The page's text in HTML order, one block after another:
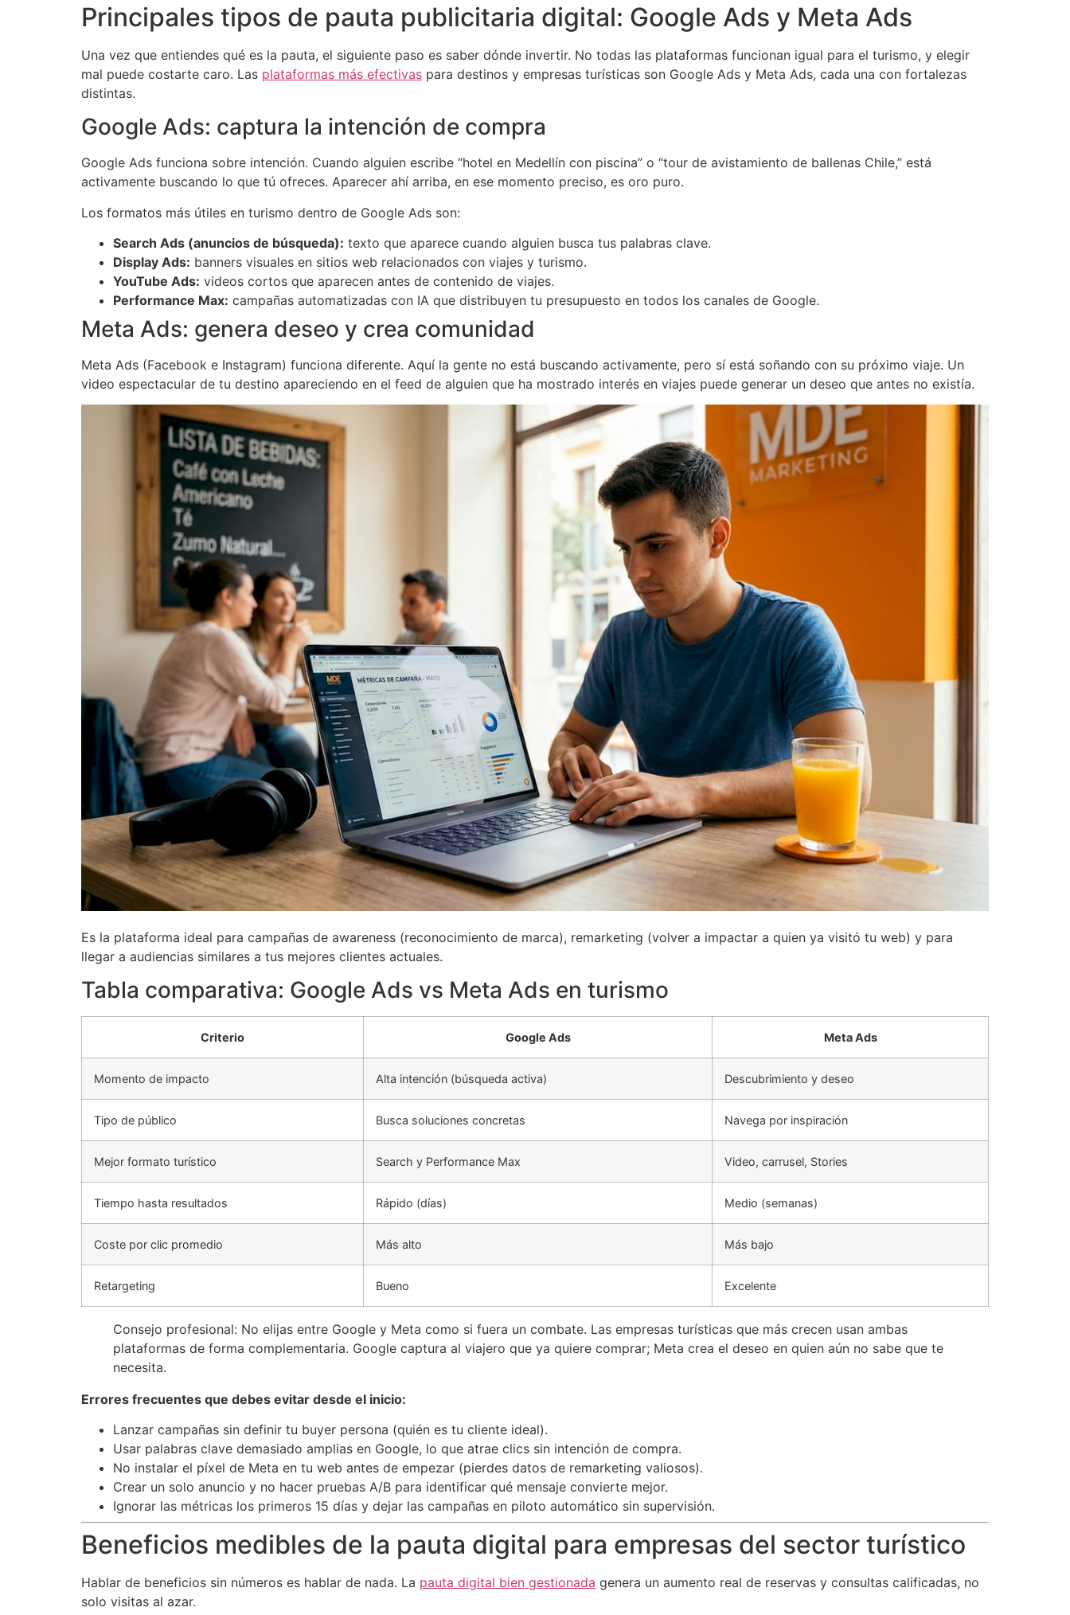
Principales tipos de pauta publicitaria digital: Google Ads y Meta Ads
Una vez que entiendes qué es la pauta, el siguiente paso es saber dónde invertir. No todas las plataformas funcionan igual para el turismo, y elegir
mal puede costarte caro. Las plataformas más efectivas para destinos y empresas turísticas son Google Ads y Meta Ads, cada una con fortalezas
distintas.
Google Ads: captura la intención de compra
Google Ads funciona sobre intención. Cuando alguien escribe “hotel en Medellín con piscina” o “tour de avistamiento de ballenas Chile,” está
activamente buscando lo que tú ofreces. Aparecer ahí arriba, en ese momento preciso, es oro puro.
Los formatos más útiles en turismo dentro de Google Ads son:
Search Ads (anuncios de búsqueda): texto que aparece cuando alguien busca tus palabras clave.
Display Ads: banners visuales en sitios web relacionados con viajes y turismo.
YouTube Ads: videos cortos que aparecen antes de contenido de viajes.
Performance Max: campañas automatizadas con IA que distribuyen tu presupuesto en todos los canales de Google.
Meta Ads: genera deseo y crea comunidad
Meta Ads (Facebook e Instagram) funciona diferente. Aquí la gente no está buscando activamente, pero sí está soñando con su próximo viaje. Un
video espectacular de tu destino apareciendo en el feed de alguien que ha mostrado interés en viajes puede generar un deseo que antes no existía.
Es la plataforma ideal para campañas de awareness (reconocimiento de marca), remarketing (volver a impactar a quien ya visitó tu web) y para
llegar a audiencias similares a tus mejores clientes actuales.
Tabla comparativa: Google Ads vs Meta Ads en turismo
Criterio Google Ads Meta Ads
Momento de impacto Alta intención (búsqueda activa) Descubrimiento y deseo
Tipo de público Busca soluciones concretas Navega por inspiración
Mejor formato turístico Search y Performance Max Video, carrusel, Stories
Tiempo hasta resultados Rápido (días) Medio (semanas)
Coste por clic promedio Más alto Más bajo
Retargeting Bueno Excelente
Consejo profesional: No elijas entre Google y Meta como si fuera un combate. Las empresas turísticas que más crecen usan ambas
plataformas de forma complementaria. Google captura al viajero que ya quiere comprar; Meta crea el deseo en quien aún no sabe que te
necesita.
Errores frecuentes que debes evitar desde el inicio:
Lanzar campañas sin definir tu buyer persona (quién es tu cliente ideal).
Usar palabras clave demasiado amplias en Google, lo que atrae clics sin intención de compra.
No instalar el píxel de Meta en tu web antes de empezar (pierdes datos de remarketing valiosos).
Crear un solo anuncio y no hacer pruebas A/B para identificar qué mensaje convierte mejor.
Ignorar las métricas los primeros 15 días y dejar las campañas en piloto automático sin supervisión.
Beneficios medibles de la pauta digital para empresas del sector turístico
Hablar de beneficios sin números es hablar de nada. La pauta digital bien gestionada genera un aumento real de reservas y consultas calificadas, no
solo visitas al azar.